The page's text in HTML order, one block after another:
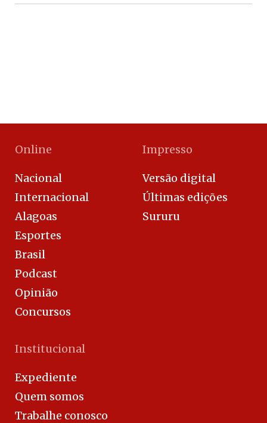
Online
Nacional
Internacional
Alagoas
Esportes
Brasil
Podcast
Opinião
Concursos
Impresso
Versão digital
Últimas edições
Sururu
Institucional
Expediente
Quem somos
Trabalhe conosco